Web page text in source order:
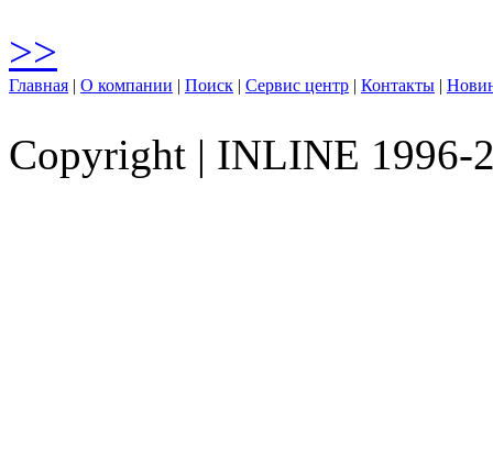
>>
Главная | О компании | Поиск | Сервис центр | Контакты |
Copyright | INLINE 1996-